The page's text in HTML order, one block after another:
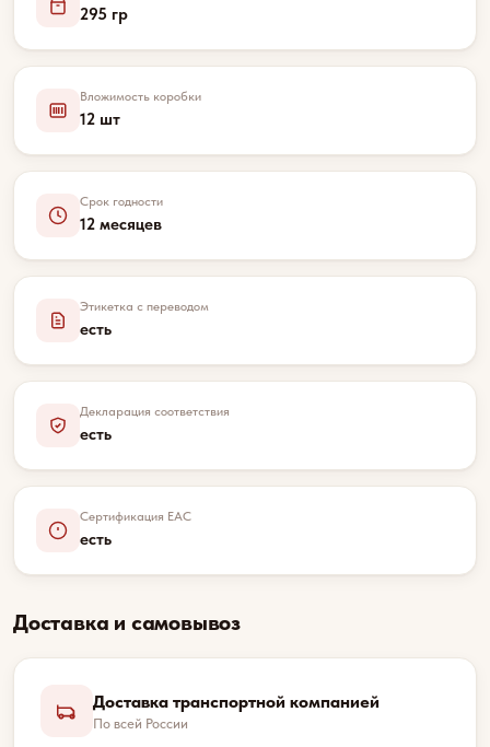
295 гр
Вложимость коробки
12 шт
Срок годности
12 месяцев
Этикетка с переводом
есть
Декларация соответствия
есть
Сертификация EAC
есть
Доставка и самовывоз
Доставка транспортной компанией
По всей России